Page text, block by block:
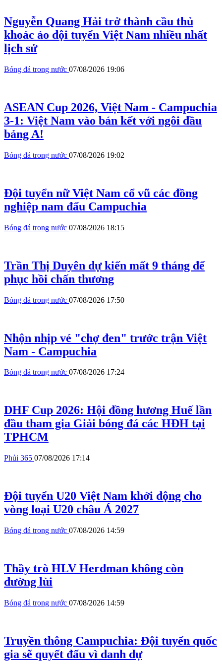
Nguyễn Quang Hải trở thành cầu thủ
khoác áo đội tuyển Việt Nam nhiều nhất
lịch sử
Bóng đá trong nước 07/08/2026 19:06
ASEAN Cup 2026, Việt Nam - Campuchia
3-1: Việt Nam vào bán kết với ngôi đầu
bảng A!
Bóng đá trong nước 07/08/2026 19:02
Đội tuyển nữ Việt Nam cổ vũ các đồng
nghiệp nam đấu Campuchia
Bóng đá trong nước 07/08/2026 18:15
Trần Thị Duyên dự kiến mất 9 tháng để
phục hồi chấn thương
Bóng đá trong nước 07/08/2026 17:50
Nhộn nhịp vé "chợ đen" trước trận Việt
Nam - Campuchia
Bóng đá trong nước 07/08/2026 17:24
DHF Cup 2026: Hội đồng hương Huế lần
đầu tham gia Giải bóng đá các HĐH tại
TPHCM
Phủi 365 07/08/2026 17:14
Đội tuyển U20 Việt Nam khởi động cho
vòng loại U20 châu Á 2027
Bóng đá trong nước 07/08/2026 14:59
Thầy trò HLV Herdman không còn
đường lùi
Bóng đá trong nước 07/08/2026 14:59
Truyền thông Campuchia: Đội tuyển quốc
gia sẽ quyết đấu vì danh dự